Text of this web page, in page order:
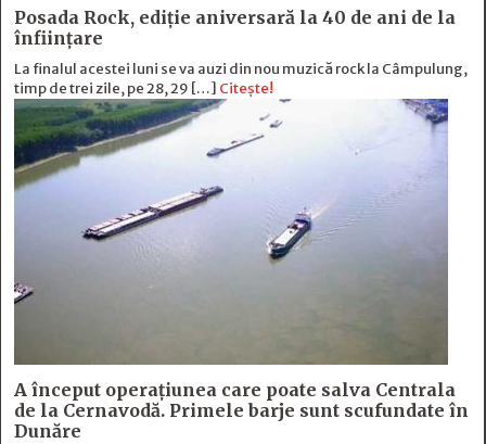
Posada Rock, ediţie aniversară la 40 de ani de la
înfiinţare
La finalul acestei luni se va auzi din nou muzică rock la Câmpulung,
timp de trei zile, pe 28, 29 […] Citește!
A început operațiunea care poate salva Centrala
de la Cernavodă. Primele barje sunt scufundate în
Dunăre